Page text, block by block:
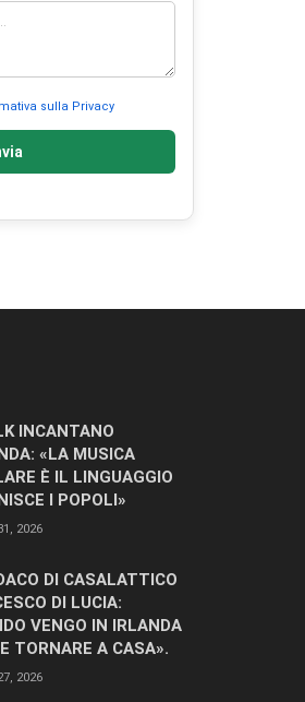
sulla Privacy
INCANTANO
«LA MUSICA
È IL LINGUAGGIO
I POPOLI»
2026
DI CASALATTICO
DI LUCIA:
VENGO IN IRLANDA
TORNARE A CASA».
2026